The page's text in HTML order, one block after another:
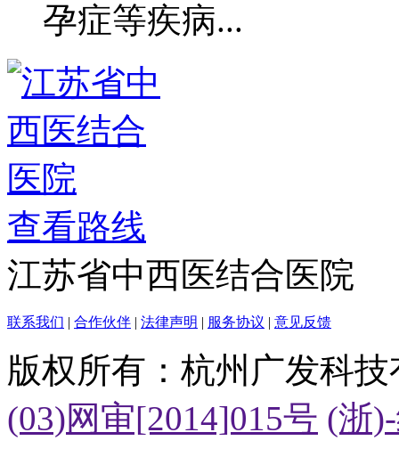
孕症等疾病...
查看路线
江苏省中西医结合医院
联系我们 | 合作伙伴 | 法律声明 | 服务协议 | 意见反馈
版权所有：杭州广发科
(03)网审[2014]015号 (浙